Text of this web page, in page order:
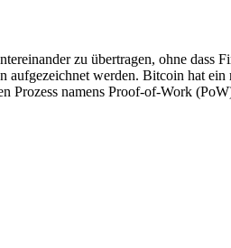
zu übertragen, ohne dass
werden. Bitcoin hat
Prozess namens Proof-of-Work